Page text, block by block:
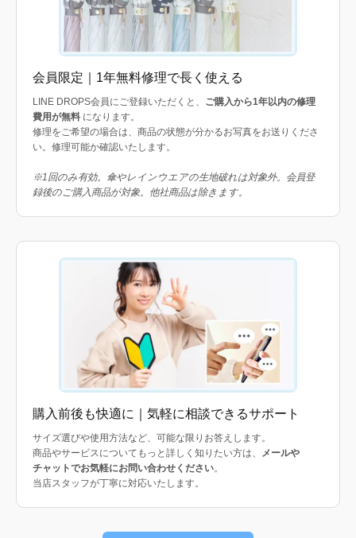
会員限定｜1年無料修理で長く使える
LINE DROPS会員にご登録いただくと、 ご購入から1年以内の修理
費用が無料 になります。
修理をご希望の場合は、商品の状態が分かるお写真をお送りくださ
い。修理可能か確認いたします。
※1回のみ有効。傘やレインウエアの生地破れは対象外。会員登
録後のご購入商品が対象。他社商品は除きます。
購入前後も快適に｜気軽に相談できるサポート
サイズ選びや使用方法など、可能な限りお答えします。
商品やサービスについてもっと詳しく知りたい方は、
メールや
チャットでお気軽にお問い合わせください。
当店スタッフが丁寧に対応いたします。